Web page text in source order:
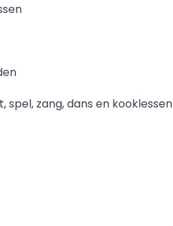
zang, dans en kooklessen